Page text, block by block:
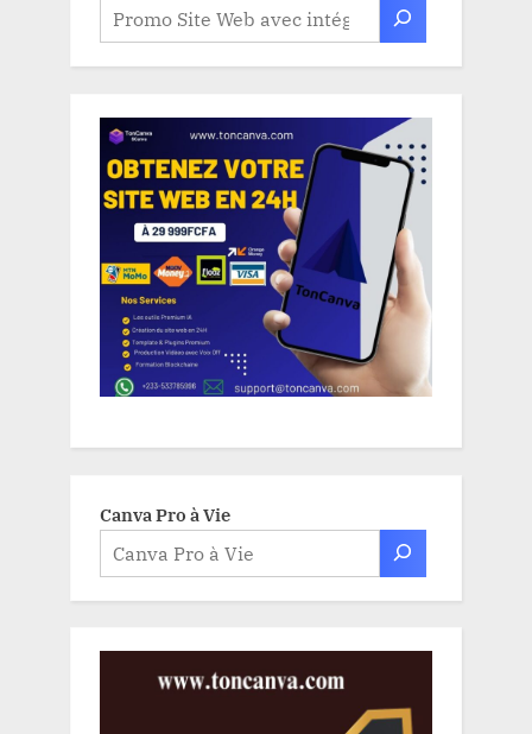
Canva Pro à Vie